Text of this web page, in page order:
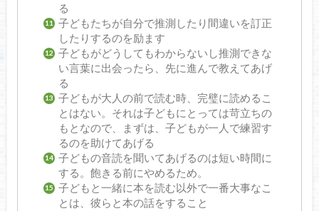
る
子どもたちが自分で推測したり間違いを訂正
したりするのを励ます
子どもがどうしてもわからないし推測できな
い言葉に出会ったら、先に進んで教えてあげ
る
子どもが大人の前で読む時、完璧に読めるこ
とはない。それは子どもにとっては苛立ちの
もとなので、まずは、子どもが一人で練習す
るのを助けてあげる
子どもの音読を聞いてあげるのは短い時間に
する。飽きる前にやめるため。
子どもと一緒に本を読む以外で一番大事なこ
とは、彼らと本の話をすること